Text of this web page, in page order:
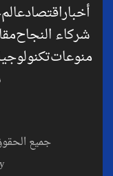
أخباراقتصادعالم
شركاء النجاح
منوعات
جميع